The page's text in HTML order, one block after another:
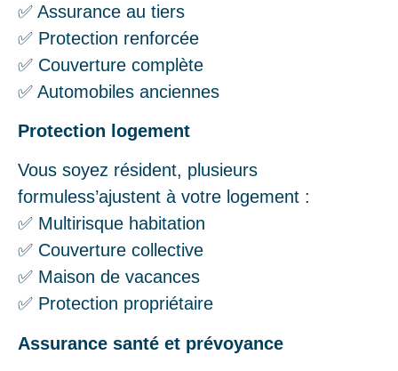
✅ Assurance au tiers
✅ Protection renforcée
✅ Couverture complète
✅ Automobiles anciennes
Protection logement
Vous soyez résident, plusieurs
formuless’ajustent à votre logement :
✅ Multirisque habitation
✅ Couverture collective
✅ Maison de vacances
✅ Protection propriétaire
Assurance santé et prévoyance